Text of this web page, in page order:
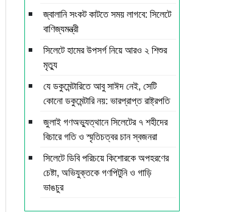
জ্বালানি সংকট কাটতে সময় লাগবে: সিলেটে
বাণিজ্যমন্ত্রী
সিলেটে হামের উপসর্গ নিয়ে আরও ২ শিশুর
মৃত্যু
যে ডকুমেন্টারিতে আবু সাঈদ নেই, সেটি
কোনো ডকুমেন্টারি নয়: ভারপ্রাপ্ত রাষ্ট্রপতি
জুলাই গণঅভ্যুত্থানে সিলেটের ৭ শহীদের
বিচারে গতি ও স্মৃতিচত্বর চান স্বজনরা
সিলেটে ডিবি পরিচয়ে কিশোরকে অপহরণের
চেষ্টা, অভিযুক্তকে গণপিটুনি ও গাড়ি
ভাঙচুর